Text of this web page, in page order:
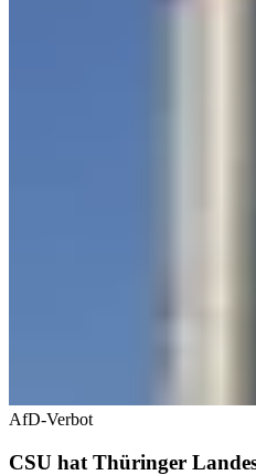
AfD-Verbot
CSU hat Thüringer